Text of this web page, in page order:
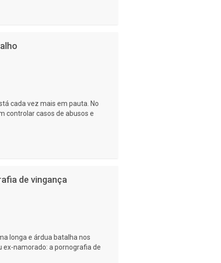
cada vez mais em pauta. No
controlar casos de abusos e
de vingança
longa e árdua batalha nos
namorado: a pornografia de